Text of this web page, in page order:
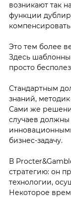
возникают так
функции
Это тем более
Здесь
просто
Стандартным
знаний,
Сами же
случаев
бизнес-задачу.
В
стратегию: он
технологии,
Некоторое